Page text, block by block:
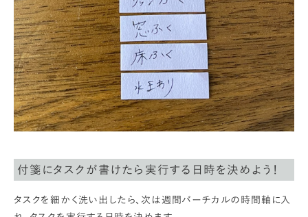
付箋にタスクが書けたら実行する日時を決めよう！
タスクを細かく洗い出したら、次は週間バーチカルの時間軸に入